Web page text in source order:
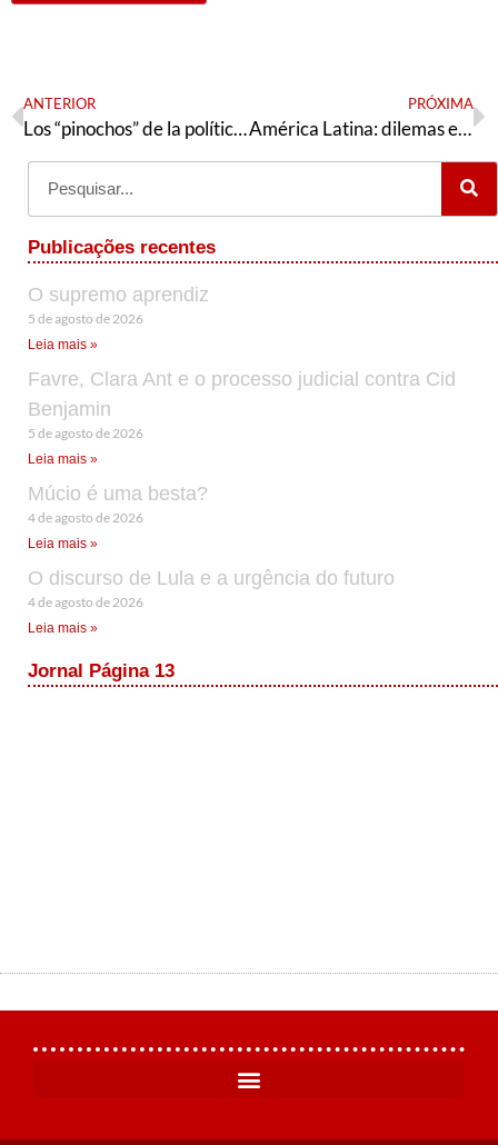
ANTERIOR
Los “pinochos” de la política de Estados Unidos
PRÓXIMA
América Latina: dilemas e tendências para 2022
Publicações recentes
O supremo aprendiz
5 de agosto de 2026
Leia mais »
Favre, Clara Ant e o processo judicial contra Cid
Benjamin
5 de agosto de 2026
Leia mais »
Múcio é uma besta?
4 de agosto de 2026
Leia mais »
O discurso de Lula e a urgência do futuro
4 de agosto de 2026
Leia mais »
Jornal Página 13